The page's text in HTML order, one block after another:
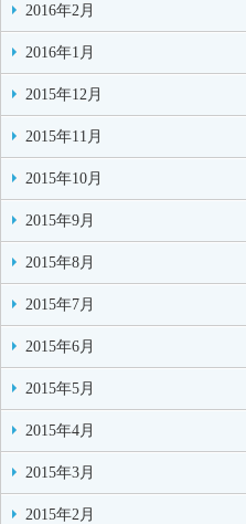
2016年2月
2016年1月
2015年12月
2015年11月
2015年10月
2015年9月
2015年8月
2015年7月
2015年6月
2015年5月
2015年4月
2015年3月
2015年2月